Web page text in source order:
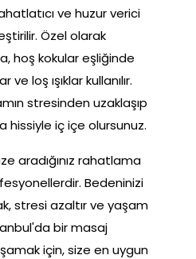
ve huzur verici
Özel olarak
hoş kokular eşliğinde
loş ışıklar kullanılır.
stresinden uzaklaşıp
iç içe olursunuz.
aradığınız rahatlama
Bedeninizi
stresi azaltır ve yaşam
bir masaj
için, size en uygun